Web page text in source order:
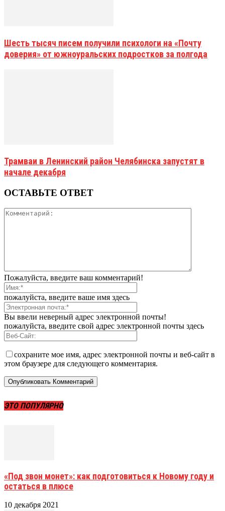
Шесть тысяч писем получили психологи на «Почту
доверия» от южноуральских подростков за полгода
Трамваи в Ленинский район Челябинска запустят в
начале декабря
ОСТАВЬТЕ ОТВЕТ
Пожалуйста, введите ваш комментарий!
пожалуйста, введите ваше имя здесь
Вы ввели неверный адрес электронной почты!
пожалуйста, введите свой адрес электронной почты здесь
сохраните мое имя, адрес электронной почты и веб-сайт в
этом браузере для следующего комментария.
ЭТО ПОПУЛЯРНО
«Под звон монет»: как подготовиться к Новому году и
остаться в плюсе
10 декабря 2021